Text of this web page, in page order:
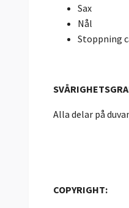
Sax
Nål
Stoppning
Alla delar på
COPYRIGHT: